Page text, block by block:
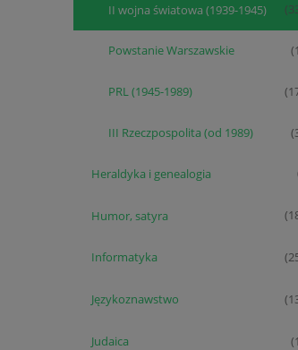
II wojna światowa (1939-1945)
Powstanie Warszawskie
PRL (1945-1989)
III Rzeczpospolita (od 1989)
Heraldyka i genealogia
Humor, satyra
Informatyka
Językoznawstwo
Judaica